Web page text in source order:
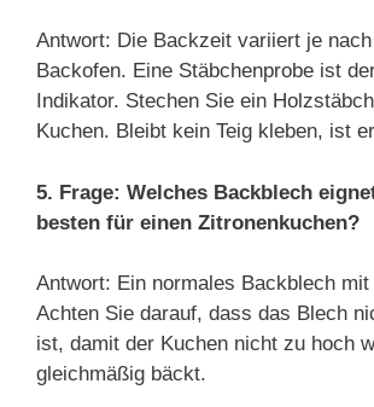
Antwort: Die Backzeit variiert je
Backofen. Eine Stäbchenprobe ist
Indikator. Stechen Sie ein
Kuchen. Bleibt kein Teig kleben, ist
5. Frage: Welches Backblech
besten für einen Zitronenkuchen?
Antwort: Ein normales Backblech
Achten Sie darauf, dass das Blech
ist, damit der Kuchen nicht zu hoch
gleichmäßig bäckt.